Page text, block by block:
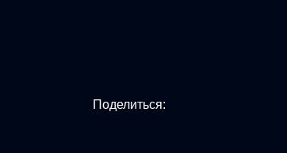
Поделиться: